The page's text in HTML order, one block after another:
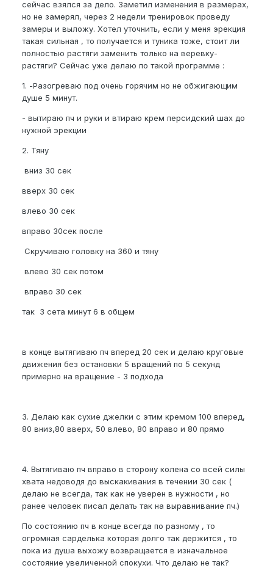
сейчас взялся за дело. Заметил изменения в размерах,
но не замерял, через 2 недели тренировок проведу
замеры и выложу. Хотел уточнить, если у меня эрекция
такая сильная , то получается и туника тоже, стоит ли
полностью растяги заменить только на веревку-
растяги? Сейчас уже делаю по такой программе :
1. -Разогреваю под очень горячим но не обжигающим
душе 5 минут.
- вытираю пч и руки и втираю крем персидский шах до
нужной эрекции
2. Тяну
вниз 30 сек
вверх 30 сек
влево 30 сек
вправо 30сек после
Скручиваю головку на 360 и тяну
влево 30 сек потом
вправо 30 сек
так 3 сета минут 6 в общем
в конце вытягиваю пч вперед 20 сек и делаю круговые
движения без остановки 5 вращений по 5 секунд
примерно на вращение - 3 подхода
3. Делаю как сухие джелки с этим кремом 100 вперед,
80 вниз,80 вверх, 50 влево, 80 вправо и 80 прямо
4. Вытягиваю пч вправо в сторону колена со всей силы
хвата недоводя до выскакивания в течении 30 сек (
делаю не всегда, так как не уверен в нужности , но
ранее человек писал делать так на выравнивание пч.)
По состоянию пч в конце всегда по разному , то
огромная сарделька которая долго так держится , то
пока из душа выхожу возвращается в изначальное
состояние увеличенной спокухи. Что делаю не так?